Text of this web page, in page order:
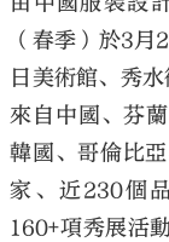
（春季）於3
日美術館、秀
來自中國、芬
韓國、哥倫比
家、近230個
160+項秀展活